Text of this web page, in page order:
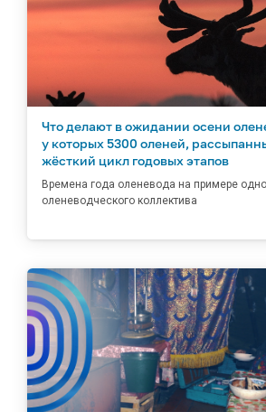
Что делают в ожидании осени
у которых 5300 оленей,
жёсткий цикл годовых этапов
Времена года оленевода на примере
оленеводческого коллектива